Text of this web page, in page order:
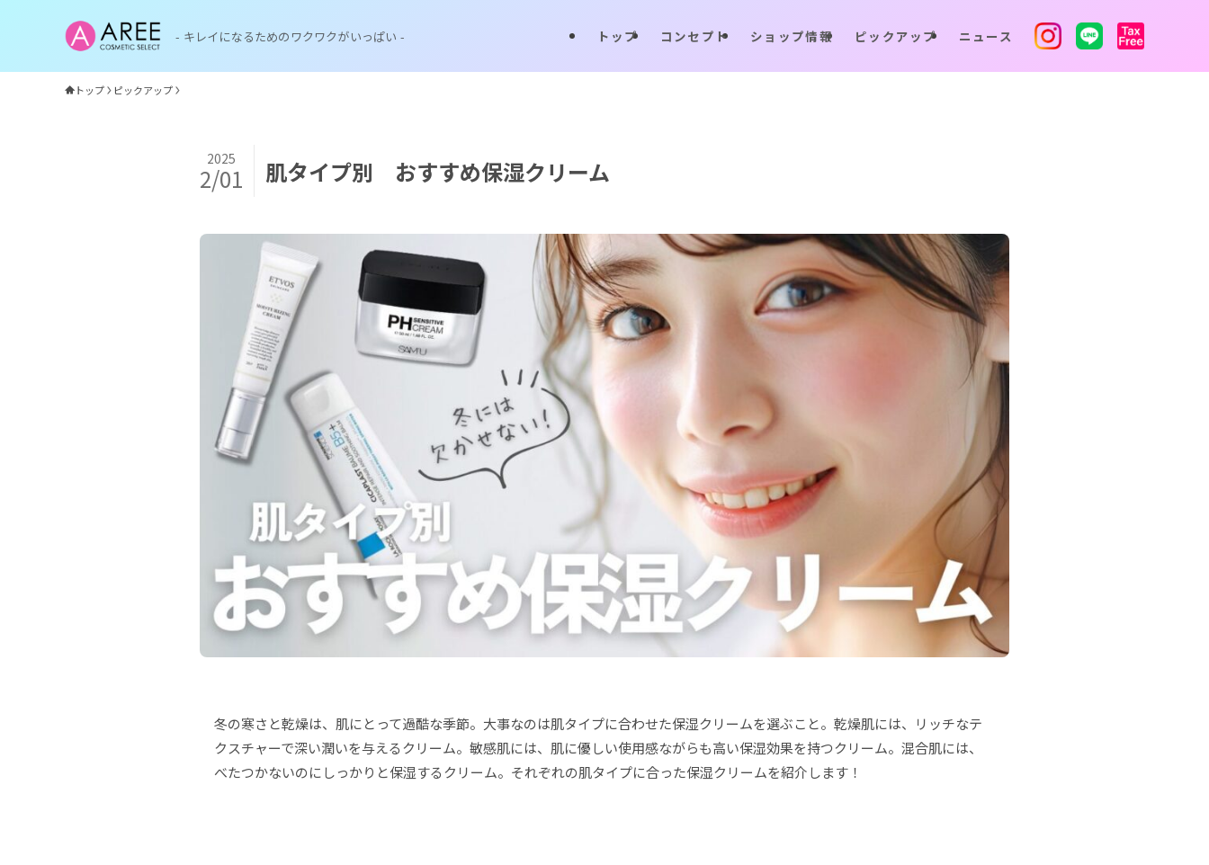
- キレイになるためのワクワクがいっぱい - トップ コンセプト ショップ情報 ピックアップ ニュース
トップ ピックアップ
肌タイプ別 おすすめ保湿クリーム
2025
2/01
冬の寒さと乾燥は、肌にとって過酷な季節。大事なのは肌タイプに合わせた保湿クリームを選ぶこと。乾燥肌には、リッチなテ
クスチャーで深い潤いを与えるクリーム。敏感肌には、肌に優しい使用感ながらも高い保湿効果を持つクリーム。混合肌には、
べたつかないのにしっかりと保湿するクリーム。それぞれの肌タイプに合った保湿クリームを紹介します！